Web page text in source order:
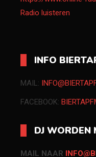
Radio luisteren
INFO
MAIL:
FACEBOOK:
DJ WORDEN
MAIL NAAR